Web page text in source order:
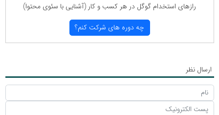
رازهای استخدام گوگل در هر كسب و كار (آشنایی با سئوی محتوا)
چه دوره های شركت كنم؟
ارسال نظر